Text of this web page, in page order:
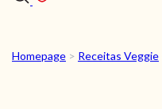
Homepage > Receitas Veggie